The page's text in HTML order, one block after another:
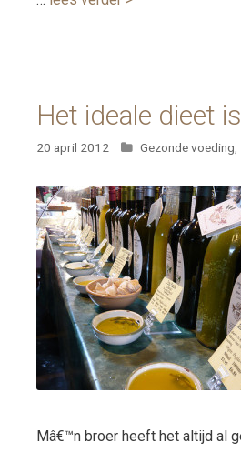
Het ideale dieet
20 april 2012 Categorieën
Gezonde voeding,
Mâ€™n broer heeft het altijd al